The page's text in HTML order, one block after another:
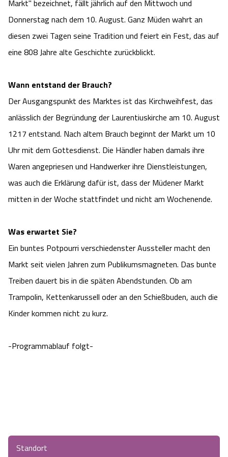
Urlaub auf dem Bauernhof
Last Minute
Kataloge
Videos
Angebote
Kutschen
Tiere
HeideSpezialitäten
Naturhotels
Urlaub auf dem Bauernhof
Landschaftsführungen
Veranstaltungen
Wildpark Lüneburger Heide
Wildpark Müden
Snow World Bispingen
Ralf Schumacher Kart & Bowl
Das verrückte Haus
Battle Kart Bispingen
Adventure District Bispingen
Veranstaltungen
Shopping Celle
Kulinarisches Celle
Veranstaltungen & Führungen Celle
Markt" bezeichnet, fällt jährlich auf den Mittwoch und
Donnerstag nach dem 10. August. Ganz Müden wahrt an
diesen zwei Tagen seine Tradition und feiert ein Fest, das auf
eine 808 Jahre alte Geschichte zurückblickt.
Wann entstand der Brauch?
Der Ausgangspunkt des Marktes ist das Kirchweihfest, das
anlässlich der Begründung der Laurentiuskirche am 10. August
1217 entstand. Nach altem Brauch beginnt der Markt um 10
Uhr mit dem Gottesdienst. Die Händler haben damals ihre
Waren angepriesen und Handwerker ihre Dienstleistungen,
was auch die Erklärung dafür ist, dass der Müdener Markt
mitten in der Woche stattfindet und nicht am Wochenende.
Was erwartet Sie?
Ein buntes Potpourri verschiedenster Aussteller macht den
Markt seit vielen Jahren zum Publikumsmagneten. Das bunte
Treiben dauert bis in die späten Abendstunden. Ob am
Trampolin, Kettenkarussell oder an den Schießbuden, auch die
Kinder kommen nicht zu kurz.
-Programmablauf folgt-
Standort